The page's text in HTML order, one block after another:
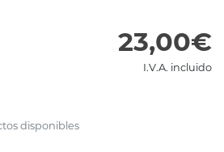
23,00€
I.V.A. incluido
disponibles